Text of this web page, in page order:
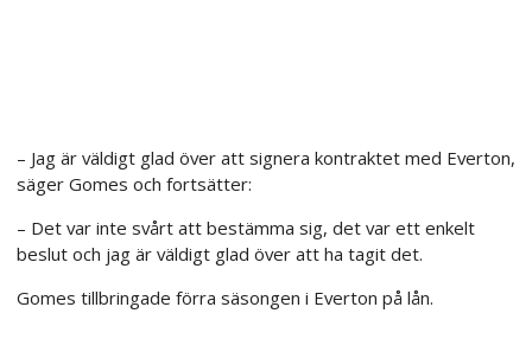
– Jag är väldigt glad över att signera kontraktet med Everton,
säger Gomes och fortsätter:
– Det var inte svårt att bestämma sig, det var ett enkelt
beslut och jag är väldigt glad över att ha tagit det.
Gomes tillbringade förra säsongen i Everton på lån.